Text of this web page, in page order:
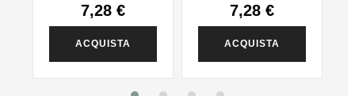
7,28 €
ACQUISTA
7,28 €
ACQUISTA